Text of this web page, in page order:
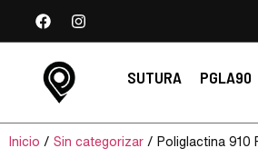
SUTURA PGLA90
Inicio / Sin categorizar / Poliglactina 910